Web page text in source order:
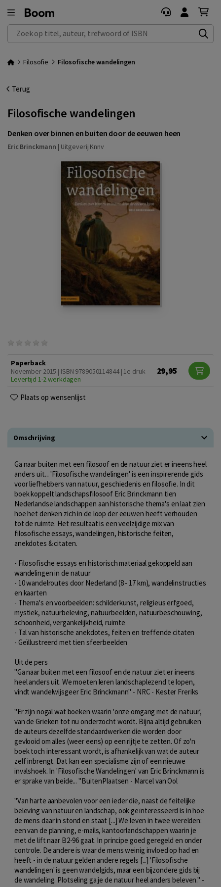
Zoek op titel, auteur, trefwoord of ISBN
Filosofie Filosofische wandelingen
Terug
Filosofische wandelingen
Denken over binnen en buiten door de eeuwen heen
Eric Brinckmann | Uitgeverij Knnv
Paperback
November 2015 | ISBN 9789050114844 | 1e druk
Levertijd 1-2 werkdagen
29,95
Plaats op wensenlijst
Omschrijving
Ga naar buiten met een filosoof en de natuur ziet er ineens heel
anders uit... 'Filosofische wandelingen' is een inspirerende gids
voor liefhebbers van natuur, geschiedenis en filosofie. In dit
boek koppelt landschapsfilosoof Eric Brinckmann tien
Nederlandse landschappen aan historische thema's en laat zien
hoe het denken zich in de loop der eeuwen heeft verhouden
tot de ruimte. Het resultaat is een veelzijdige mix van
filosofische essays, wandelingen, historische feiten,
anekdotes & citaten.
- Filosofische essays en historisch materiaal gekoppeld aan
wandelingen in de natuur
- 10 wandelroutes door Nederland (8 - 17 km), wandelinstructies
en kaarten
- Thema's en voorbeelden: schilderkunst, religieus erfgoed,
mystiek, natuurbeleving, natuurbeelden, natuurbeschouwing,
schoonheid, vergankelijkheid, ruimte
- Tal van historische anekdotes, feiten en treffende citaten
- Geïllustreerd met tien sfeerbeelden
Uit de pers
"Ga naar buiten met een filosoof en de natuur ziet er ineens
heel anders uit. We moeten leren landschaplezend te lopen,
vindt wandelwijsgeer Eric Brinckmann" - NRC - Kester Freriks
"Er zijn nogal wat boeken waarin 'onze omgang met de natuur',
van de Grieken tot nu onderzocht wordt. Bijna altijd gebruiken
de auteurs dezelfde standaardwerken die worden door
gevlooid om alles (weer eens) op een rijtje te zetten. Of zo'n
boek toch interessant wordt, is afhankelijk van wat de auteur
zelf inbrengt. Dat kan een specialisme zijn of een nieuwe
invalshoek. In 'Filosofische Wandelingen' van Eric Brinckmann is
er sprake van beide... "BuitenPlaatsen - Marcel van Ool
"Van harte aanbevolen voor een ieder die, naast de feitelijke
beleving van natuur en landschap, ook geïnteresseerd is in hoe
de mens daar in stond en staat [...] We leven in twee werelden:
een van de planning, e-mails, kantoorlandschappen waarin je
met de lift naar B2-96 gaat. In principe goed geregeld en onder
controle. De andere is waar de mens weinig invloed op had en
heeft - in de natuur gelden andere regels [...] 'Filosofische
wandelingen' is geen wandelgids, maar een bijzondere gids bij
de wandeling. Plotseling ga je de natuur heel anders beleven." -